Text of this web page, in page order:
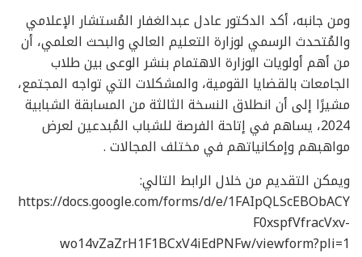
ومن جانبه، أكد الدكتور عادل عبدالغفار المُستشار الإعلامي
والمُتحدث الرسمي لوزارة التعليم العالي والبحث العلمي، أن
من أهم أولويات الوزارة الاهتمام بنشر الوعى بين طلاب
الجامعات بالقضايا القومية، والمشكلات التي تواجه المجتمع،
مشيرًا إلى أن انطلاق النسخة الثالثة من المسابقة الشبابية
2024، يساهم في إتاحة الفرصة للشباب المُبدعين لعرض
مواهبهم وإمكانياتهم في مختلف المجالات .
ويمكن التقديم من خلال الرابط التالي:
https://docs.google.com/forms/d/e/1FAIpQLScEBObACY
F0xspfVfracVxv-
wo14vZaZrH1F1BCxV4iEdPNFw/viewform?pli=1